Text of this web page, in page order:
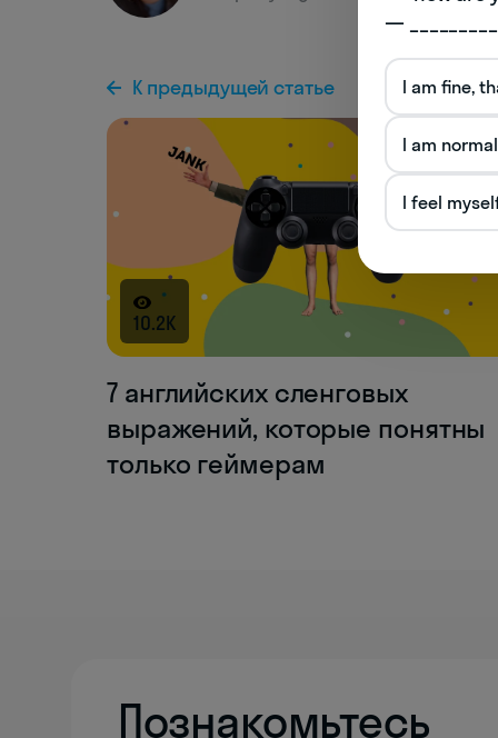
К предыдущей статье
10.2K
7 английских сленговых
выражений, которые понятны
только геймерам
Познакомьтесь
— _________
I am fine,
I am
I feel